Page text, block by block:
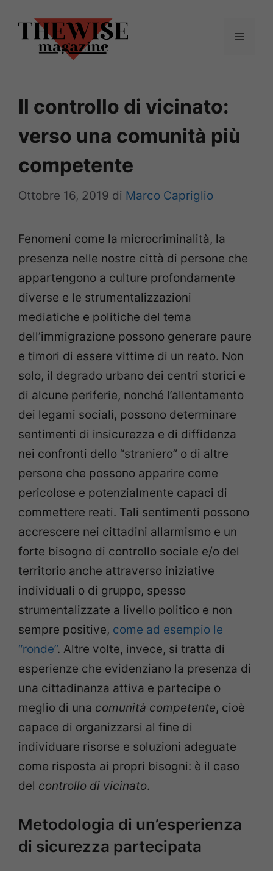
contenuto
Menu
Il controllo di vicinato:
verso una comunità più
competente
Ottobre 16, 2019 di Marco Capriglio
Fenomeni come la microcriminalità, la
presenza nelle nostre città di persone che
appartengono a culture profondamente
diverse e le strumentalizzazioni
mediatiche e politiche del tema
dell’immigrazione possono generare paure
e timori di essere vittime di un reato. Non
solo, il degrado urbano dei centri storici e
di alcune periferie, nonché l’allentamento
dei legami sociali, possono determinare
sentimenti di insicurezza e di diffidenza
nei confronti dello “straniero” o di altre
persone che possono apparire come
pericolose e potenzialmente capaci di
commettere reati. Tali sentimenti possono
accrescere nei cittadini allarmismo e un
forte bisogno di controllo sociale e/o del
territorio anche attraverso iniziative
individuali o di gruppo, spesso
strumentalizzate a livello politico e non
sempre positive, come ad esempio le
“ronde”. Altre volte, invece, si tratta di
esperienze che evidenziano la presenza di
una cittadinanza attiva e partecipe o
meglio di una comunità competente, cioè
capace di organizzarsi al fine di
individuare risorse e soluzioni adeguate
come risposta ai propri bisogni: è il caso
del controllo di vicinato.
Metodologia di un’esperienza
di sicurezza partecipata